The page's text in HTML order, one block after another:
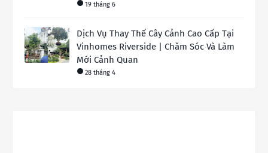
19 tháng 6
Dịch Vụ Thay Thế Cây Cảnh Cao Cấp Tại
Vinhomes Riverside | Chăm Sóc Và Làm
Mới Cảnh Quan
28 tháng 4